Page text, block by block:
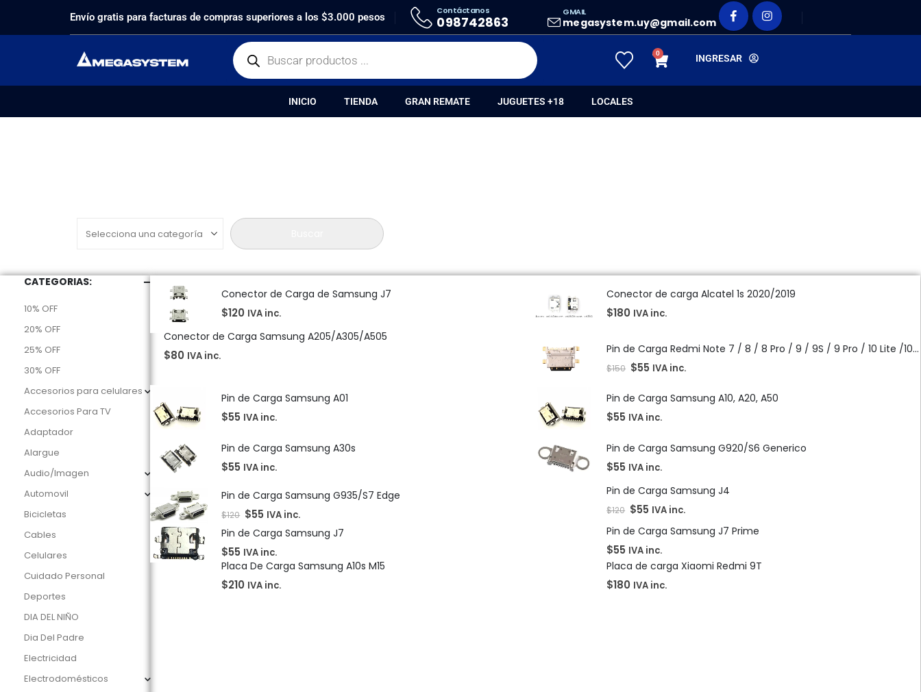
Envío gratis para facturas de compras superiores a los $3.000 pesos
Contáctanos
098742863
GMAIL
megasystem.uy@gmail.com
0 INGRESAR
INICIO TIENDA GRAN REMATE JUGUETES +18 LOCALES
PRODUCTOSREPUESTOS CONECTOR DE CARGA
CATEGORIAS:
10% OFF
20% OFF
25% OFF
30% OFF
Accesorios para celulares
Accesorios Para TV
Adaptador
Alargue
Audio/Imagen
Automovil
Bicicletas
Cables
Celulares
Cuidado Personal
Deportes
DIA DEL NIÑO
Dia Del Padre
Electricidad
Electrodomésticos
Conector de Carga de Samsung J7
$120 IVA inc.
Conector de carga Alcatel 1s 2020/2019
$180 IVA inc.
Conector de Carga Samsung A205/A305/A505
$80 IVA inc.
Pin de Carga Redmi Note 7 / 8 / 8 Pro / 9 / 9S / 9 Pro / 10 Lite /10 / 10s / 10 5G / 10 Pro / A3 / Mi 8 Lite
$150 $55 IVA inc.
Pin de Carga Samsung A01
$55 IVA inc.
Pin de Carga Samsung A10, A20, A50
$55 IVA inc.
Pin de Carga Samsung A30s
$55 IVA inc.
Pin de Carga Samsung G920/S6 Generico
$55 IVA inc.
Pin de Carga Samsung G935/S7 Edge
$120 $55 IVA inc.
Pin de Carga Samsung J4
$120 $55 IVA inc.
Pin de Carga Samsung J7
$55 IVA inc.
Pin de Carga Samsung J7 Prime
$55 IVA inc.
Placa De Carga Samsung A10s M15
$210 IVA inc.
Placa de carga Xiaomi Redmi 9T
$180 IVA inc.